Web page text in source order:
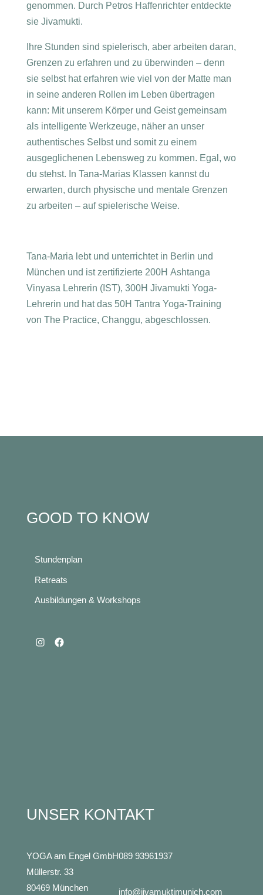
genommen. Durch Petros Haffenrichter entdeckte
sie Jivamukti.
Ihre Stunden sind spielerisch, aber arbeiten daran,
Grenzen zu erfahren und zu überwinden – denn
sie selbst hat erfahren wie viel von der Matte man
in seine anderen Rollen im Leben übertragen
kann: Mit unserem Körper und Geist gemeinsam
als intelligente Werkzeuge, näher an unser
authentisches Selbst und somit zu einem
ausgeglichenen Lebensweg zu kommen. Egal, wo
du stehst. In Tana-Marias Klassen kannst du
erwarten, durch physische und mentale Grenzen
zu arbeiten – auf spielerische Weise.
Tana-Maria lebt und unterrichtet in Berlin und
München und ist zertifizierte 200H Ashtanga
Vinyasa Lehrerin (IST), 300H Jivamukti Yoga-
Lehrerin und hat das 50H Tantra Yoga-Training
von The Practice, Changgu, abgeschlossen.
GOOD TO KNOW
Stundenplan
Retreats
Ausbildungen & Workshops
InstagramFacebook
UNSER KONTAKT
YOGA am Engel GmbH
Müllerstr. 33
80469 München
089 93961937
info@jivamuktimunich.com